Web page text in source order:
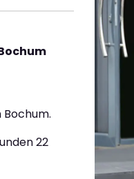
22